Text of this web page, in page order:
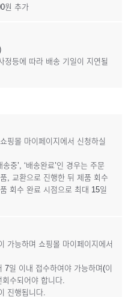
원 추가
등에 따라 배송 기일이 지연될
핑몰 마이페이지에서 신청하실
중’, ‘배송완료’인 경우는 주문
, 교환으로 진행한 뒤 제품 회수
회수 완료 시점으로 최대 15일
가능하며 쇼핑몰 마이페이지에서
일 이내 접수하여야 가능하며(이
수되어야 합니다.
진행됩니다.